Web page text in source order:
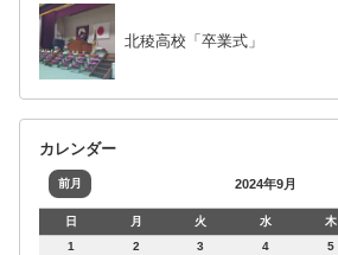
北稜高校「卒業式」
カレンダー
前月 2024年9月
日 月 火 水 木
1
2 3 4 5